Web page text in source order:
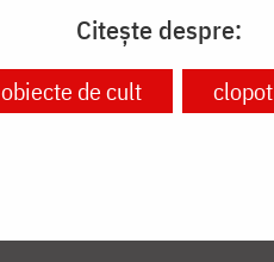
Citește despre:
obiecte de cult clopot